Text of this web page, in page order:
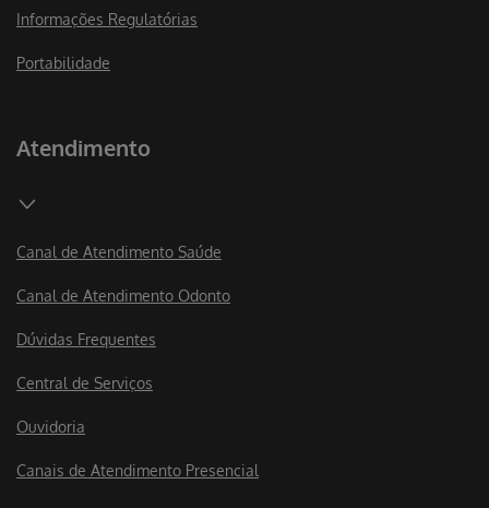
Informações Regulatórias
Portabilidade
Atendimento
Canal de Atendimento Saúde
Canal de Atendimento Odonto
Dúvidas Frequentes
Central de Serviços
Ouvidoria
Canais de Atendimento Presencial